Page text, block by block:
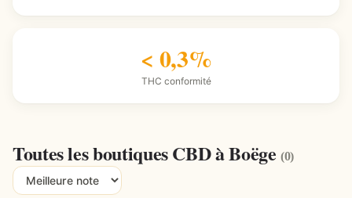
< 0,3%
THC conformité
Toutes les boutiques CBD à Boëge(0)